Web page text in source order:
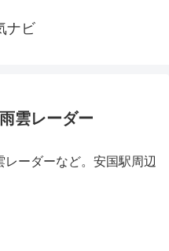
ナビ
雲レーダー
ーダーなど。安国駅周辺